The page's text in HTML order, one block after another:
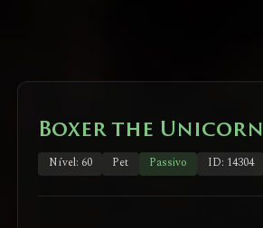
Boxer the Unicorn
Nível: 60 Pet Passivo ID: 14304